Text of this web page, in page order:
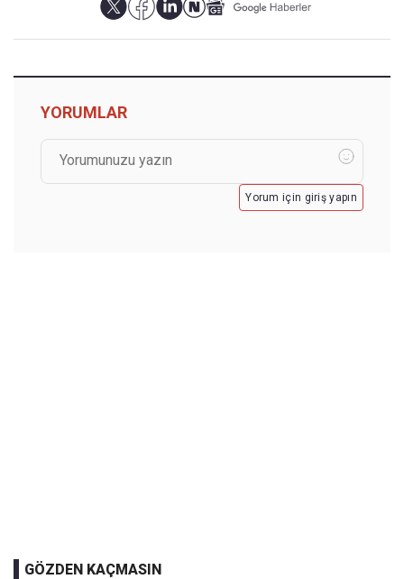
YORUMLAR
Yorum için giriş yapın
GÖZDEN KAÇMASIN